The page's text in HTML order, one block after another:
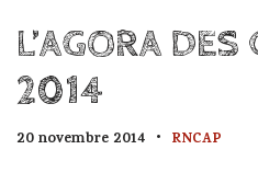
L’AGORA
2014
20 novembre 2014 RNCAP